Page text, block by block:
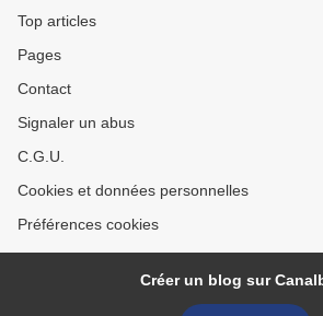
Top articles
Pages
Contact
Signaler un abus
C.G.U.
Cookies et données personnelles
Préférences cookies
Créer un blog sur